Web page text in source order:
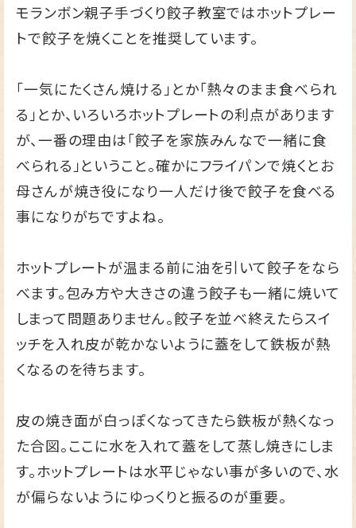
モランボン親子手づくり餃子教室ではホットプレー
トで餃子を焼くことを推奨しています。
「一気にたくさん焼ける」とか「熱々のまま食べられ
る」とか、いろいろホットプレートの利点があります
が、一番の理由は「餃子を家族みんなで一緒に食
べられる」ということ。確かにフライパンで焼くとお
母さんが焼き役になり一人だけ後で餃子を食べる
事になりがちですよね。
ホットプレートが温まる前に油を引いて餃子をなら
べます。包み方や大きさの違う餃子も一緒に焼いて
しまって問題ありません。餃子を並べ終えたらスイ
ッチを入れ皮が乾かないように蓋をして鉄板が熱
くなるのを待ちます。
皮の焼き面が白っぽくなってきたら鉄板が熱くなっ
た合図。ここに水を入れて蓋をして蒸し焼きにしま
す。ホットプレートは水平じゃない事が多いので、水
が偏らないようにゆっくりと振るのが重要。